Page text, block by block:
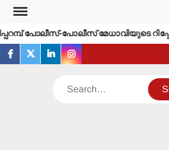
Skip
contentപോലീസ്-പോലീസ് മേധാവിയുടെ
facebook
twitterlinkedininstagram
Search